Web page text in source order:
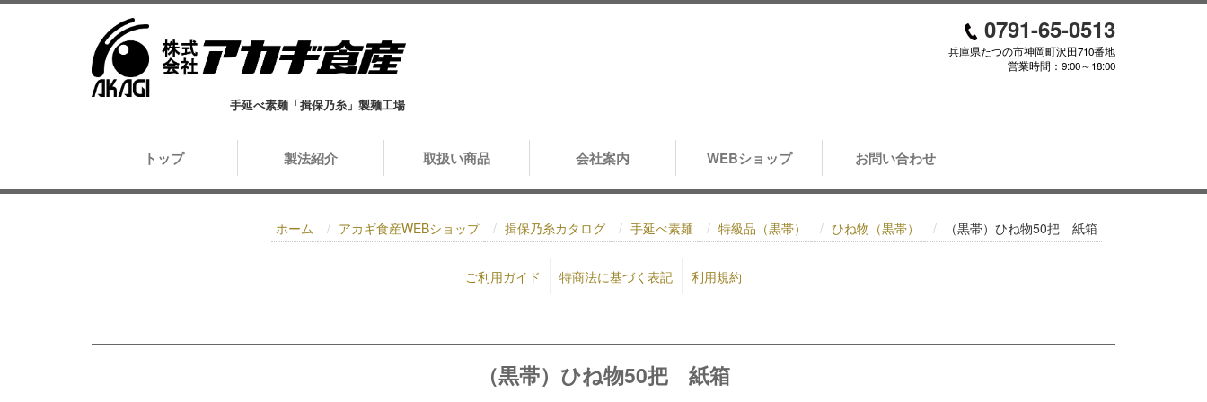
手延べ素麺「揖保乃糸」製麺工場
0791-65-0513
兵庫県たつの市神岡町沢田710番地
営業時間：9:00～18:00
トップ 製法紹介 取扱い商品 会社案内 WEBショップ お問い合わせ
ホーム アカギ食産WEBショップ 揖保乃糸カタログ 手延べ素麺 特級品（黒帯） ひね物（黒帯） （黒帯）ひね物50把 紙箱
ご利用ガイド 特商法に基づく表記 利用規約
（黒帯）ひね物50把 紙箱